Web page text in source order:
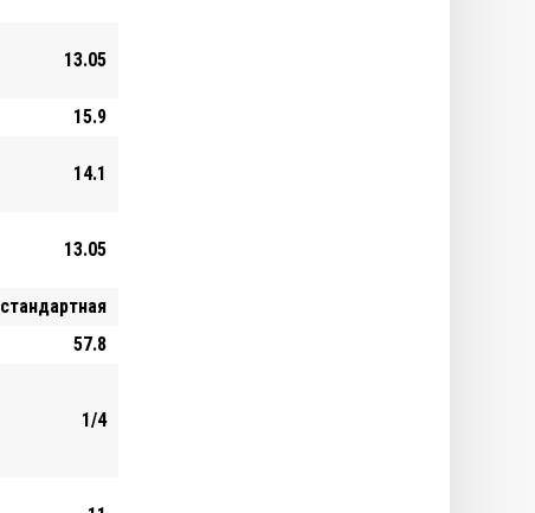
13.05
15.9
14.1
13.05
стандартная
57.8
1/4